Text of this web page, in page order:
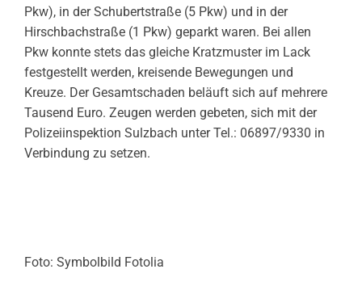
Pkw), in der Schubertstraße (5 Pkw) und in der
Hirschbachstraße (1 Pkw) geparkt waren. Bei allen
Pkw konnte stets das gleiche Kratzmuster im Lack
festgestellt werden, kreisende Bewegungen und
Kreuze. Der Gesamtschaden beläuft sich auf mehrere
Tausend Euro. Zeugen werden gebeten, sich mit der
Polizeiinspektion Sulzbach unter Tel.: 06897/9330 in
Verbindung zu setzen.
Foto: Symbolbild Fotolia